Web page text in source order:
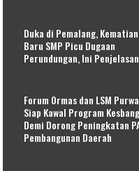
Duka di Pemalang,
Baru SMP Picu Dugaan
Perundungan, Ini
Forum Ormas dan LSM
Siap Kawal Program
Demi Dorong Peningkatan
Pembangunan Daerah